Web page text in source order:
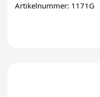
Artikelnummer: 1171G